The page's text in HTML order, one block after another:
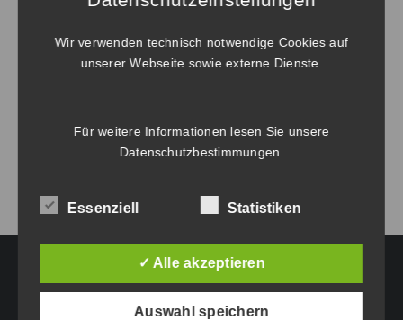
No tags to display. Try to select another
HAUPTGESCHÄFTSSITZ:
Wir verwenden technisch notwendige Cookies auf
unserer Webseite sowie externe Dienste.
Für weitere Informationen lesen Sie unsere
Datenschutzbestimmungen
Essenziell Statistiken
✓ Alle akzeptieren
Auswahl speichern